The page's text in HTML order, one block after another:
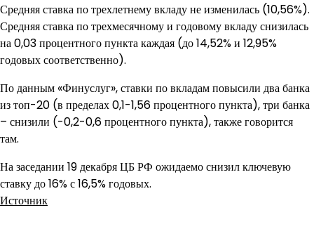
Средняя ставка по трехлетнему вкладу не изменилась (10,56%).
Средняя ставка по трехмесячному и годовому вкладу снизилась
на 0,03 процентного пункта каждая (до 14,52% и 12,95%
годовых соответственно).
По данным «Финуслуг», ставки по вкладам повысили два банка
из топ-20 (в пределах 0,1-1,56 процентного пункта), три банка
– снизили (-0,2-0,6 процентного пункта), также говорится
там.
На заседании 19 декабря ЦБ РФ ожидаемо снизил ключевую
ставку до 16% с 16,5% годовых.
Источник